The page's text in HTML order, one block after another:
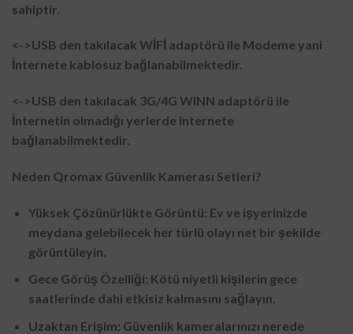
sahiptir.
<->USB den takılacak WİFİ adaptörü ile Modeme yani
İnternete kablosuz bağlanabilmektedir.
<->USB den takılacak 3G/4G WINN adaptörü ile
İnternetin olmadığı yerlerde internete
bağlanabilmektedir.
Neden Qromax Güvenlik Kamerası Setleri?
Yüksek Çözünürlükte Görüntü: Ev ve işyerinizde
meydana gelebilecek her türlü olayı net bir şekilde
görüntüleyin.
Gece Görüş Özelliği: Kötü niyetli kişilerin gece
saatlerinde dahi etkisiz kalmasını sağlayın.
Uzaktan Erişim: Güvenlik kameralarınızı nerede